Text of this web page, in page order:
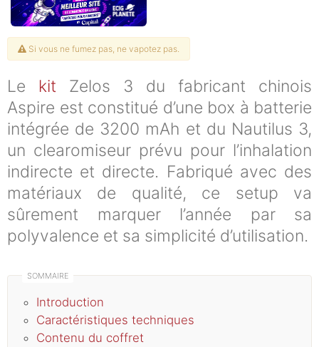
Si vous ne fumez pas, ne vapotez pas.
Le kit Zelos 3 du fabricant chinois
Aspire est constitué d’une box à batterie
intégrée de 3200 mAh et du Nautilus 3,
un clearomiseur prévu pour l’inhalation
indirecte et directe. Fabriqué avec des
matériaux de qualité, ce setup va
sûrement marquer l’année par sa
polyvalence et sa simplicité d’utilisation.
Introduction
Caractéristiques techniques
Contenu du coffret